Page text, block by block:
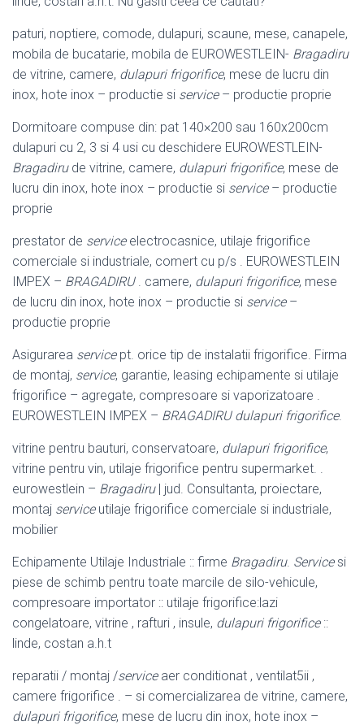
paturi, noptiere, comode, dulapuri, scaune, mese, canapele,
mobila de bucatarie, mobila de EUROWESTLEIN- Bragadiru
de vitrine, camere, dulapuri frigorifice, mese de lucru din
inox, hote inox – productie si service– productie proprie
Dormitoare compuse din: pat 140×200 sau 160x200cm
dulapuri cu 2, 3 si 4 usi cu deschidere EUROWESTLEIN-
Bragadirude vitrine, camere, dulapuri frigorifice, mese de
lucru din inox, hote inox – productie si service– productie
proprie
prestator de serviceelectrocasnice, utilaje frigorifice
comerciale si industriale, comert cu p/s . EUROWESTLEIN
IMPEX – BRAGADIRU. camere, dulapuri frigorifice, mese
de lucru din inox, hote inox – productie si service–
productie proprie
Asigurarea servicept. orice tip de instalatii frigorifice. Firma
de montaj, service, garantie, leasing echipamente si utilaje
frigorifice – agregate, compresoare si vaporizatoare .
EUROWESTLEIN IMPEX – BRAGADIRU dulapuri frigorifice.
vitrine pentru bauturi, conservatoare, dulapuri frigorifice,
vitrine pentru vin, utilaje frigorifice pentru supermarket. .
eurowestlein – Bragadiru| jud. Consultanta, proiectare,
montaj serviceutilaje frigorifice comerciale si industriale,
mobilier
Echipamente Utilaje Industriale :: firme Bragadiru. Servicesi
piese de schimb pentru toate marcile de silo-vehicule,
compresoare importator :: utilaje frigorifice:lazi
congelatoare, vitrine , rafturi , insule, dulapuri frigorifice::
linde, costan a.h.t
reparatii / montaj /serviceaer conditionat , ventilat5ii ,
camere frigorifice . – si comercializarea de vitrine, camere,
dulapuri frigorifice, mese de lucru din inox, hote inox –